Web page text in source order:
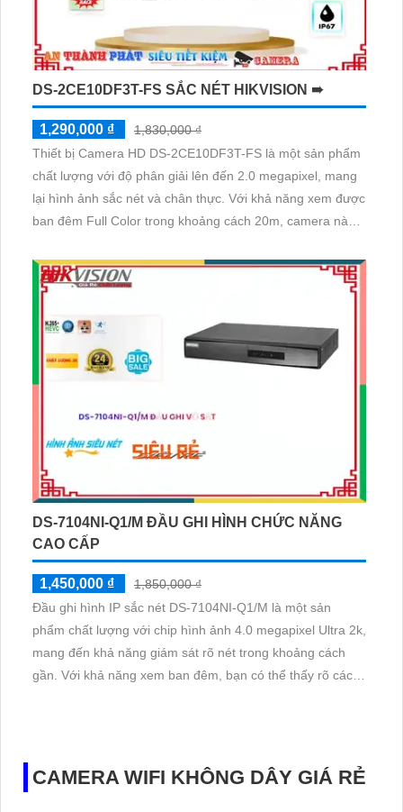
DS-2CE10DF3T-FS SẮC NÉT HIKVISION ➠
1,290,000 ₫
1,830,000 ₫
Thiết bị Camera HD DS-2CE10DF3T-FS là một sản phẩm
chất lượng với độ phân giải lên đến 2.0 megapixel, mang
lại hình ảnh sắc nét và chân thực. Với khả năng xem được
ban đêm Full Color trong khoảng cách 20m, camera này
ngày, tiết kiệm và phù hợp
DS-7104NI-Q1/M ĐẦU GHI HÌNH CHỨC NĂNG
CAO CẤP
1,450,000 ₫
1,850,000 ₫
Đầu ghi hình IP sắc nét DS-7104NI-Q1/M là một sản
phẩm chất lượng với chip hình ảnh 4.0 megapixel Ultra 2k,
mang đến khả năng giám sát rõ nét trong khoảng cách
gần. Với khả năng xem ban đêm, bạn có thể thấy rõ các
CAMERA WIFI KHÔNG DÂY GIÁ RẺ